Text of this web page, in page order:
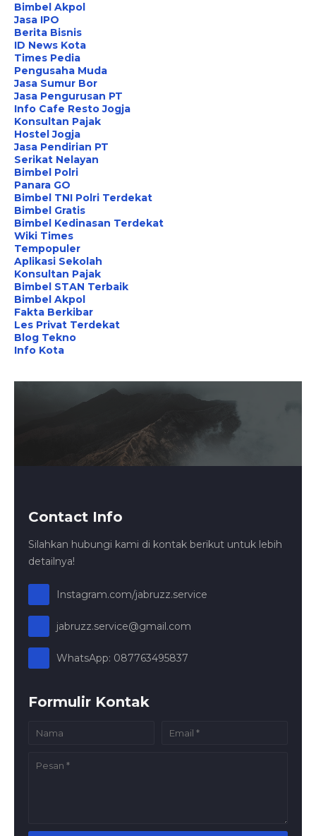
Bimbel Akpol
Jasa IPO
Berita Bisnis
ID News Kota
Times Pedia
Pengusaha Muda
Jasa Sumur Bor
Jasa Pengurusan PT
Info Cafe Resto Jogja
Konsultan Pajak
Hostel Jogja
Jasa Pendirian PT
Serikat Nelayan
Bimbel Polri
Panara GO
Bimbel TNI Polri Terdekat
Bimbel Gratis
Bimbel Kedinasan Terdekat
Wiki Times
Tempopuler
Aplikasi Sekolah
Konsultan Pajak
Bimbel STAN Terbaik
Bimbel Akpol
Fakta Berkibar
Les Privat Terdekat
Blog Tekno
Info Kota
Contact Info
Silahkan hubungi kami di kontak berikut untuk lebih
detailnya!
Instagram.com/jabruzz.service
jabruzz.service@gmail.com
WhatsApp: 087763495837
Formulir Kontak